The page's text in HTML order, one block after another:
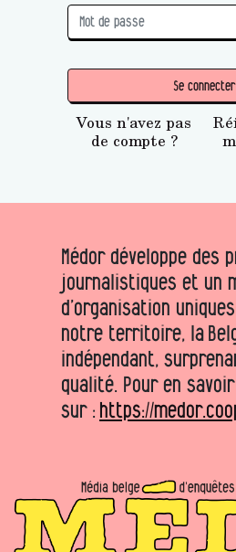
Se connecter
Vous n'avez pas
de compte ?
Médor développe des
journalistiques et un
d’organisation
notre territoire, la
indépendant,
qualité. Pour en
sur : https://